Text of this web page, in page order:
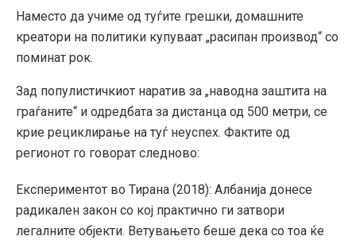
Наместо да учиме од туѓите грешки, домашните
креатори на политики купуваат „расипан производ“ со
поминат рок.
Зад популистичкиот наратив за „наводна заштита на
граѓаните“ и одредбата за дистанца од 500 метри, се
крие рециклирање на туѓ неуспех. Фактите од
регионот го говорат следново:
Експериментот во Тирана (2018): Албанија донесе
радикален закон со кој практично ги затвори
легалните објекти. Ветувањето беше дека со тоа ќе